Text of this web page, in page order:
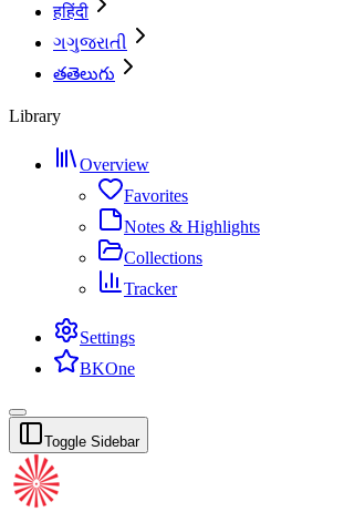
हहिंदी
ગગુજરાતી
తతెలుగు
Library
Overview
Favorites
Notes & Highlights
Collections
Tracker
Settings
BKOne
Toggle Sidebar